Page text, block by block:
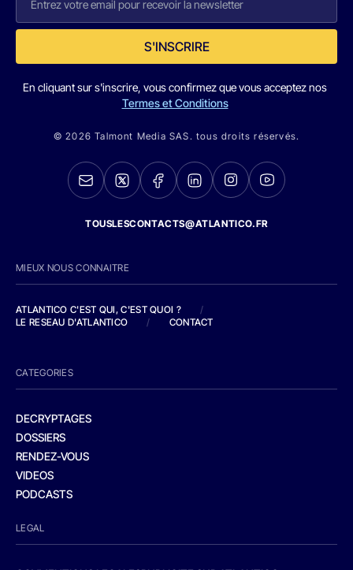
S'INSCRIRE
En cliquant sur s'inscrire, vous confirmez que vous acceptez nos
Termes et Conditions
© 2026 Talmont Media SAS. tous droits réservés.
TOUSLESCONTACTS@ATLANTICO.FR
MIEUX NOUS CONNAITRE
ATLANTICO C'EST QUI, C'EST QUOI ?
/
LE RESEAU D'ATLANTICO
/ CONTACT
CATEGORIES
DECRYPTAGES
DOSSIERS
RENDEZ-VOUS
VIDEOS
PODCASTS
LEGAL